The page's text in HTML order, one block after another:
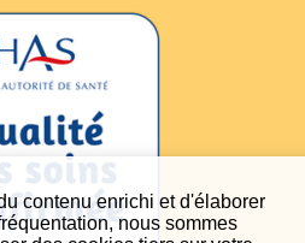
contenu enrichi et d'élaborer
nous sommes